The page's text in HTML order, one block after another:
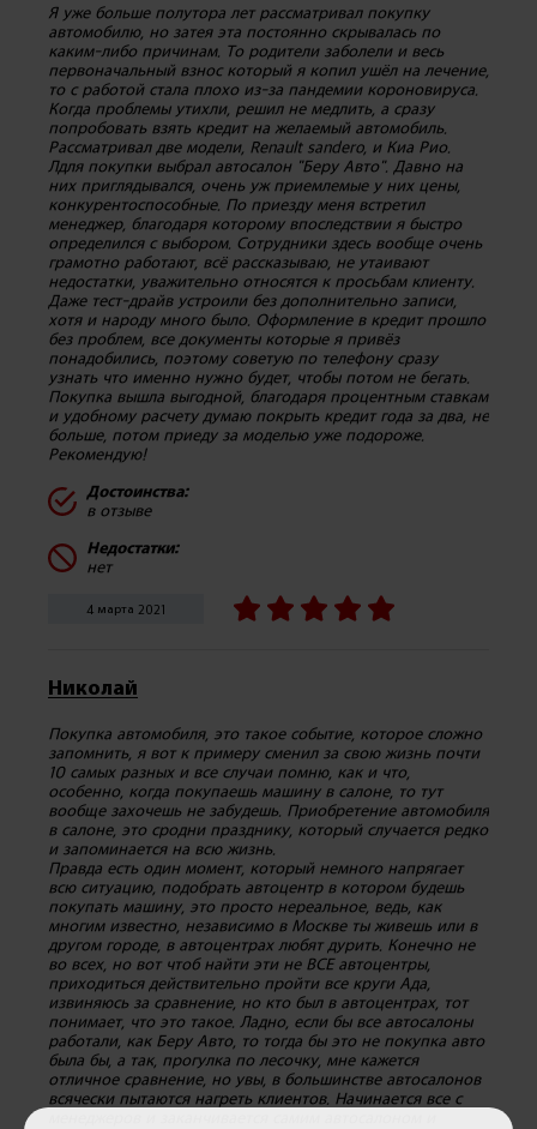
Я уже больше полутора лет рассматривал покупку
автомобилю, но затея эта постоянно скрывалась по
каким-либо причинам. То родители заболели и весь
первоначальный взнос который я копил ушёл на лечение,
то с работой стала плохо из-за пандемии короновируса.
Когда проблемы утихли, решил не медлить, а сразу
попробовать взять кредит на желаемый автомобиль.
Рассматривал две модели, Renault sandero, и Киа Рио.
Лдля покупки выбрал автосалон "Беру Авто". Давно на
них приглядывался, очень уж приемлемые у них цены,
конкурентоспособные. По приезду меня встретил
менеджер, благодаря которому впоследствии я быстро
определился с выбором. Сотрудники здесь вообще очень
грамотно работают, всё рассказываю, не утаивают
недостатки, уважительно относятся к просьбам клиенту.
Даже тест-драйв устроили без дополнительно записи,
хотя и народу много было. Оформление в кредит прошло
без проблем, все документы которые я привёз
понадобились, поэтому советую по телефону сразу
узнать что именно нужно будет, чтобы потом не бегать.
Покупка вышла выгодной, благодаря процентным ставкам
и удобному расчету думаю покрыть кредит года за два, не
больше, потом приеду за моделью уже подороже.
Рекомендую!
Достоинства:
в отзыве
Недостатки:
нет
4 марта 2021
Николай
Покупка автомобиля, это такое событие, которое сложно
запомнить, я вот к примеру сменил за свою жизнь почти
10 самых разных и все случаи помню, как и что,
особенно, когда покупаешь машину в салоне, то тут
вообще захочешь не забудешь. Приобретение автомобиля
в салоне, это сродни празднику, который случается редко
и запоминается на всю жизнь.
Правда есть один момент, который немного напрягает
всю ситуацию, подобрать автоцентр в котором будешь
покупать машину, это просто нереальное, ведь, как
многим известно, независимо в Москве ты живешь или в
другом городе, в автоцентрах любят дурить. Конечно не
во всех, но вот чтоб найти эти не ВСЕ автоцентры,
приходиться действительно пройти все круги Ада,
извиняюсь за сравнение, но кто был в автоцентрах, тот
понимает, что это такое. Ладно, если бы все автосалоны
работали, как Беру Авто, то тогда бы это не покупка авто
была бы, а так, прогулка по лесочку, мне кажется
отличное сравнение, но увы, в большинстве автосалонов
всячески пытаются нагреть клиентов. Начинается все с